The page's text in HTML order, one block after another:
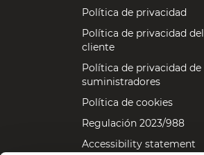
Política de privacidad
Política de privacidad del
cliente
Política de privacidad de
suministradores
Política de cookies
Regulación 2023/988
Accessibility statement